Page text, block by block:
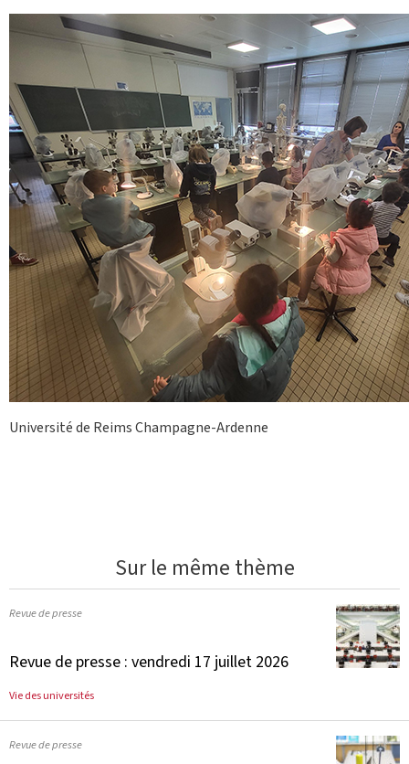
Université de Reims Champagne-Ardenne
Sur le même thème
Revue de presse
Revue de presse : vendredi 17 juillet 2026
Vie des universités
Revue de presse